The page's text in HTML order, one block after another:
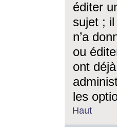
éditer
sujet ;
n’a
ou
ont
les
Haut